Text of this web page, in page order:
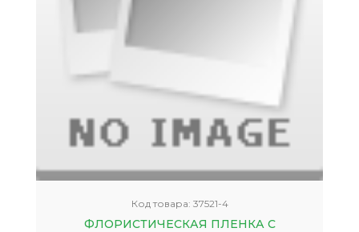
Код товара: 37521-4
ФЛОРИСТИЧЕСКАЯ ПЛЕНКА С